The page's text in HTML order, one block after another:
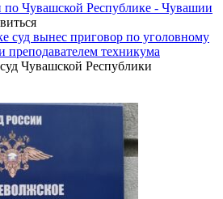
по Чувашской Республике - Чувашии
суд вынес приговор по уголовному
преподавателем техникума
Чувашской Республики